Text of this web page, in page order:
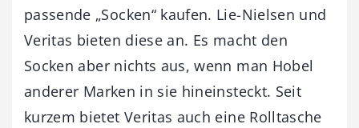
passende „Socken“ kaufen. Lie-Nielsen und
Veritas bieten diese an. Es macht den
Socken aber nichts aus, wenn man Hobel
anderer Marken in sie hineinsteckt. Seit
kurzem bietet Veritas auch eine Rolltasche